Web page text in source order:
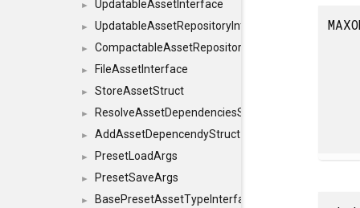
► UpdatableAssetInterface
► UpdatableAssetRepositoryInterface
► CompactableAssetRepositoryInterface
► FileAssetInterface
► StoreAssetStruct
► ResolveAssetDependenciesStruct
► AddAssetDepencendyStruct
► PresetLoadArgs
► PresetSaveArgs
► BasePresetAssetTypeInterface